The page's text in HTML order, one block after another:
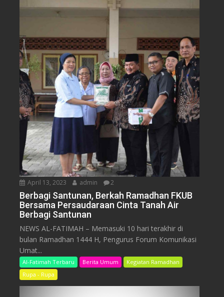
April 13, 2023 admin 2
Berbagi Santunan, Berkah Ramadhan FKUB
Bersama Persaudaraan Cinta Tanah Air
Berbagi Santunan
NEWS AL-FATIMAH – Memasuki 10 hari terakhir di
bulan Ramadhan 1444 H, Pengurus Forum Komunikasi
Umat...
Al-Fatimah Terbaru Berita Umum
Kegiatan Ramadhan
Rupa - Rupa